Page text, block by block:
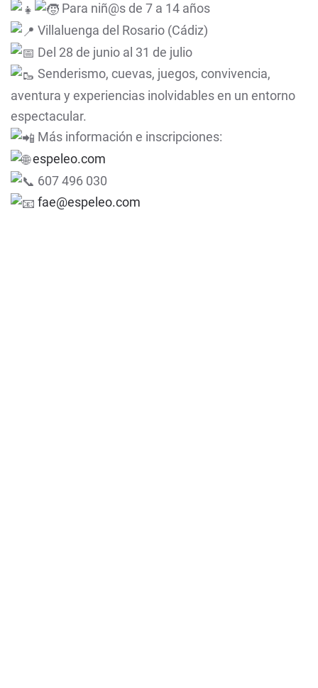
Para niñ@s de 7 a 14 años
Villaluenga del Rosario (Cádiz)
Del 28 de junio al 31 de julio
Senderismo, cuevas, juegos, convivencia,
aventura y experiencias inolvidables en un entorno
espectacular.
Más información e inscripciones:
espeleo.com
607 496 030
fae@espeleo.com